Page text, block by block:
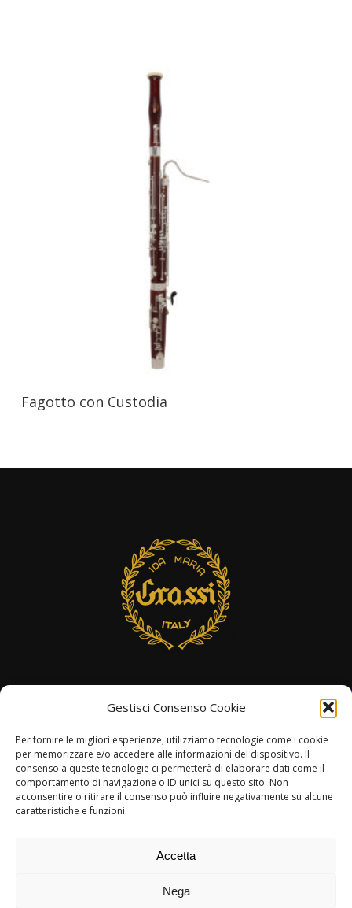
Gestisci Consenso Cookie
Per fornire le migliori esperienze, utilizziamo tecnologie come i cookie
per memorizzare e/o accedere alle informazioni del dispositivo. Il
consenso a queste tecnologie ci permetterà di elaborare dati come il
comportamento di navigazione o ID unici su questo sito. Non
acconsentire o ritirare il consenso può influire negativamente su alcune
caratteristiche e funzioni.
Accetta
Nega
Fagotto con Custodia
Proel S.p.A. Via alla Ruenia 37/43, CAP 64027
Sant’Omero (TE) ITALY
P.Iva 00778590679 Cap.soc.: € 8.000.000 i.v. – C.C.I.A.A.
Te R.E.A. n. 95381